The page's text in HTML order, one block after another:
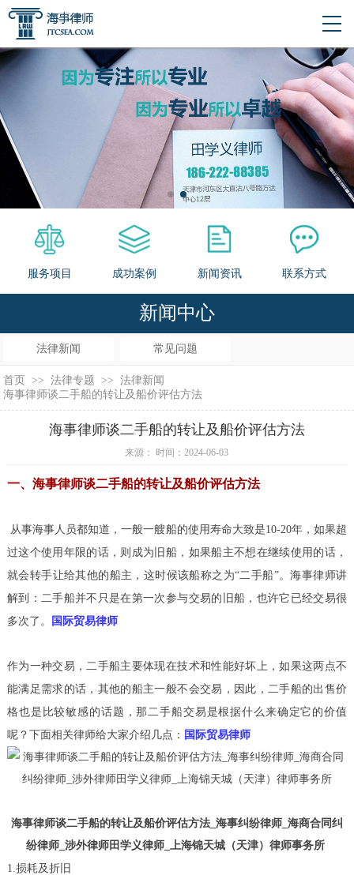
服务项目 成功案例 新闻资讯 联系方式
新闻中心
法律新闻 常见问题
首页 >> 法律专题 >> 法律新闻
海事律师谈二手船的转让及船价评估方法
海事律师谈二手船的转让及船价评估方法
来源： 时间：2024-06-03
一、海事律师谈二手船的转让及船价评估方法
从事海事人员都知道，一般一艘船的使用寿命大致是10-20年，如果超
过这个使用年限的话，则成为旧船，如果船主不想在继续使用的话，
就会转手让给其他的船主，这时候该船称之为“二手船”。海事律师讲
解到：二手船并不只是在第一次参与交易的旧船，也许它已经交易很
多次了。
国际贸易律师
作为一种交易，二手船主要体现在技术和性能好坏上，如果这两点不
能满足需求的话，其他的船主一般不会交易，因此，二手船的出售价
格也是比较敏感的话题，那二手船交易是根据什么来确定它的价值
呢？下面相关律师给大家介绍几点： 国际贸易律师
海事律师谈二手船的转让及船价评估方法_海事纠纷律师_海商合同纠
纷律师_涉外律师田学义律师_上海锦天城（天津）律师事务所
1.损耗及折旧